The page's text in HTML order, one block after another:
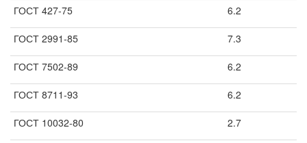
ГОСТ 427-75 6.2
ГОСТ 2991-85 7.3
ГОСТ 7502-89 6.2
ГОСТ 8711-93 6.2
ГОСТ 10032-80 2.7